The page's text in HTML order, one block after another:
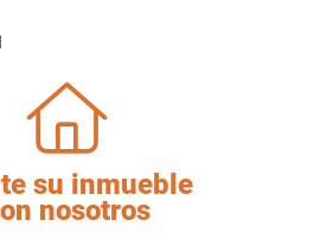
su inmueble
nosotros